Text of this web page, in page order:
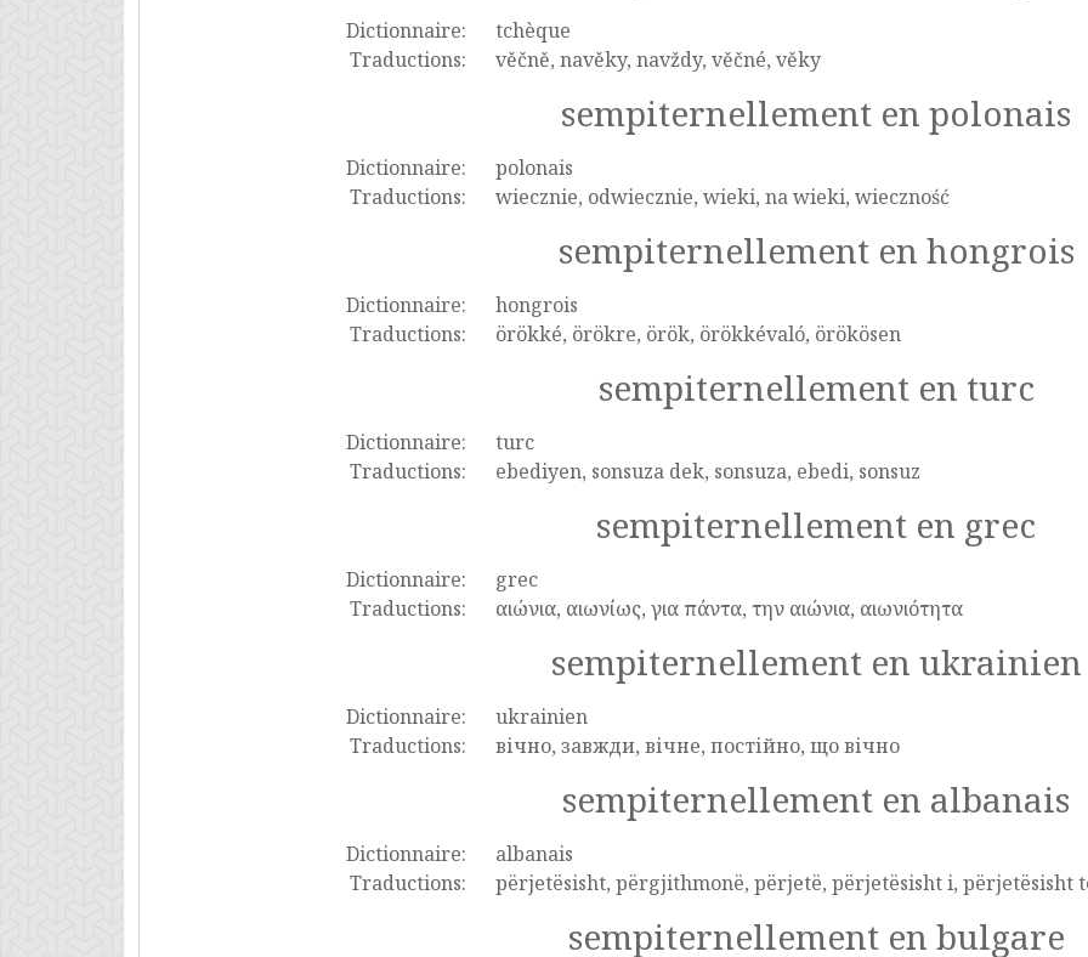
Dictionnaire:
tchèque
Traductions:
věčně, navěky, navždy, věčné, věky
sempiternellement en polonais
Dictionnaire:
polonais
Traductions:
wiecznie, odwiecznie, wieki, na wieki, wieczność
sempiternellement en hongrois
Dictionnaire:
hongrois
Traductions:
örökké, örökre, örök, örökkévaló, örökösen
sempiternellement en turc
Dictionnaire:
turc
Traductions:
ebediyen, sonsuza dek, sonsuza, ebedi, sonsuz
sempiternellement en grec
Dictionnaire:
grec
Traductions:
αιώνια, αιωνίως, για πάντα, την αιώνια, αιωνιότητα
sempiternellement en ukrainien
Dictionnaire:
ukrainien
Traductions:
вічно, завжди, вічне, постійно, що вічно
sempiternellement en albanais
Dictionnaire:
albanais
Traductions:
përjetësisht, përgjithmonë, përjetë, përjetësisht i, përjetësisht
sempiternellement en bulgare